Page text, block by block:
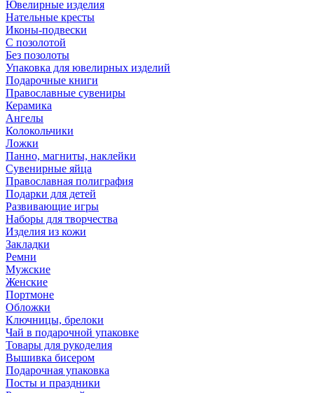
Ювелирные изделия
Нательные кресты
Иконы-подвески
С позолотой
Без позолоты
Упаковка для ювелирных изделий
Подарочные книги
Православные сувениры
Керамика
Ангелы
Колокольчики
Ложки
Панно, магниты, наклейки
Сувенирные яйца
Православная полиграфия
Подарки для детей
Развивающие игры
Наборы для творчества
Изделия из кожи
Закладки
Ремни
Мужские
Женские
Портмоне
Обложки
Ключницы, брелоки
Чай в подарочной упаковке
Товары для рукоделия
Вышивка бисером
Подарочная упаковка
Посты и праздники